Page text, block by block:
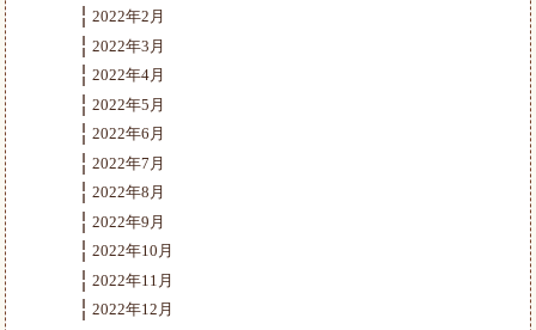
2022年2月
2022年3月
2022年4月
2022年5月
2022年6月
2022年7月
2022年8月
2022年9月
2022年10月
2022年11月
2022年12月